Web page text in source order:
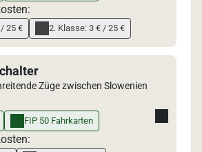
25 € 2. Klasse: 3 € / 25 €
Züge zwischen Slowenien
FIP 50 Fahrkarten